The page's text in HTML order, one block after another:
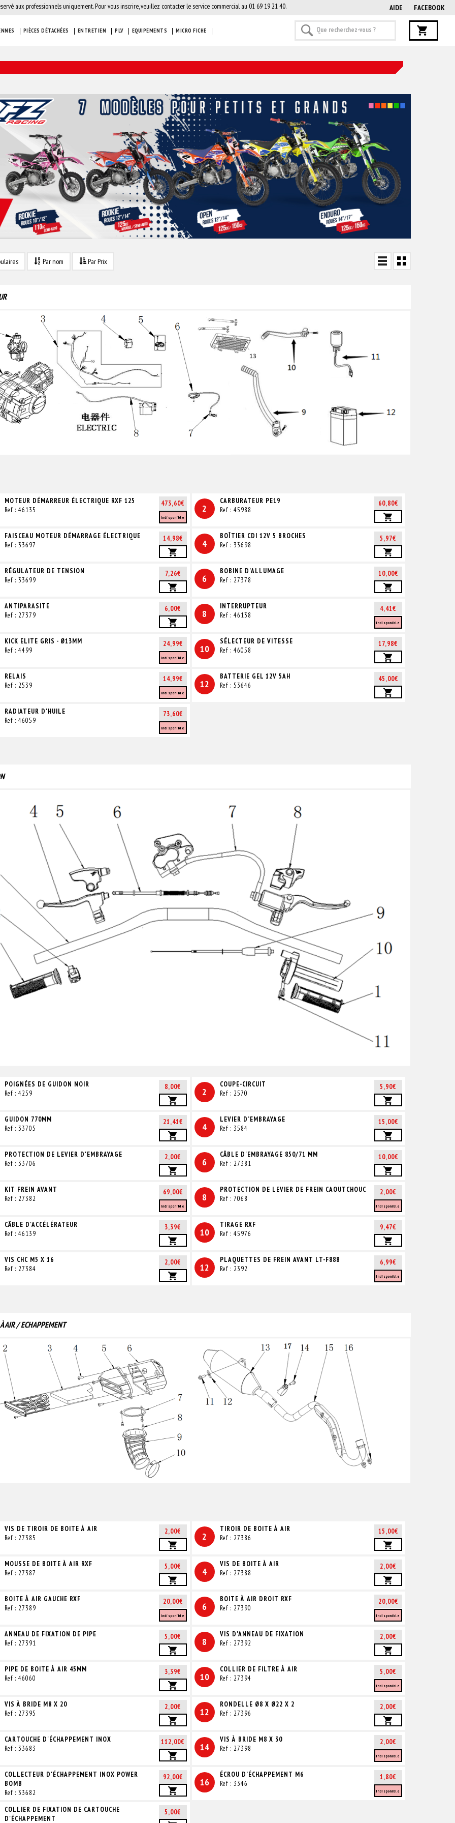
AIDE FACEBOOK
aux professionnels uniquement. Pour vous inscrire, veuillez contacter le service commercial au 01 69 19 21 40.
PIÈCES DÉTACHÉES ENTRETIEN PLV EQUIPEMENTS MICRO FICHE
Par nom Par Prix
MOTEUR DÉMARREUR ÉLECTRIQUE RXF 125
Ref : 46135
473,60€
Indisponible
2
CARBURATEUR PE19
Ref : 45988
60,80€
FAISCEAU MOTEUR DÉMARRAGE ÉLECTRIQUE
Ref : 33697
14,98€ 4
BOÎTIER CDI 12V 5 BROCHES
Ref : 33698
5,97€
RÉGULATEUR DE TENSION
Ref : 33699
7,26€ 6
BOBINE D’ALLUMAGE
Ref : 27378
10,00€
ANTIPARASITE
Ref : 27379
6,00€ 8
INTERRUPTEUR
Ref : 46138
4,41€
Indisponible
KICK ELITE GRIS - Ø13MM
Ref : 4499
24,99€
Indisponible
10
SÉLECTEUR DE VITESSE
Ref : 46058
17,98€
RELAIS
Ref : 2539
14,99€
Indisponible
12
BATTERIE GEL 12V 5AH
Ref : 53646
45,00€
RADIATEUR D'HUILE
Ref : 46059
73,60€
Indisponible
POIGNÉES DE GUIDON NOIR
Ref : 4259
8,00€ 2
COUPE-CIRCUIT
Ref : 2570
5,90€
GUIDON 770MM
Ref : 33705
21,41€ 4
LEVIER D’EMBRAYAGE
Ref : 3584
15,00€
PROTECTION DE LEVIER D'EMBRAYAGE
Ref : 33706
2,00€ 6
CÂBLE D'EMBRAYAGE 850/71 MM
Ref : 27381
10,00€
KIT FREIN AVANT
Ref : 27382
69,00€
Indisponible
8
PROTECTION DE LEVIER DE FREIN CAOUTCHOUC
Ref : 7068
2,00€
Indisponible
CÂBLE D'ACCÉLÉRATEUR
Ref : 46139
3,39€ 10
TIRAGE RXF
Ref : 45976
9,47€
VIS CHC M5 X 16
Ref : 27384
2,00€ 12
PLAQUETTES DE FREIN AVANT LT-F888
Ref : 2392
6,99€
Indisponible
AIR / ECHAPPEMENT
VIS DE TIROIR DE BOITE À AIR
Ref : 27385
2,00€ 2
TIROIR DE BOITE À AIR
Ref : 27386
15,00€
MOUSSE DE BOITE À AIR RXF
Ref : 27387
5,00€ 4
VIS DE BOITE À AIR
Ref : 27388
2,00€
BOITE À AIR GAUCHE RXF
Ref : 27389
20,00€
Indisponible
6
BOITE À AIR DROIT RXF
Ref : 27390
20,00€
Indisponible
ANNEAU DE FIXATION DE PIPE
Ref : 27391
5,00€ 8
VIS D'ANNEAU DE FIXATION
Ref : 27392
2,00€
PIPE DE BOITE À AIR 45MM
Ref : 46060
3,39€ 10
COLLIER DE FILTRE À AIR
Ref : 27394
5,00€
Indisponible
VIS À BRIDE M8 X 20
Ref : 27395
2,00€ 12
RONDELLE Ø8 X Ø22 X 2
Ref : 27396
2,00€
CARTOUCHE D'ÉCHAPPEMENT INOX
Ref : 33683
112,00€ 14
VIS À BRIDE M8 X 30
Ref : 27398
2,00€
Indisponible
COLLECTEUR D'ÉCHAPPEMENT INOX POWER
BOMB
Ref : 33682
92,00€ 16
ÉCROU D’ÉCHAPPEMENT M6
Ref : 3346
1,80€
Indisponible
COLLIER DE FIXATION DE CARTOUCHE
D'ÉCHAPPEMENT
5,00€